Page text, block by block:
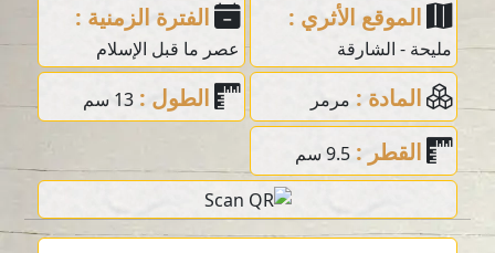
الموقع الأثري :
مليحة - الشارقة
الفترة الزمنية :
عصر ما قبل الإسلام
المادة : مرمر الطول : 13 سم
القطر : 9.5 سم